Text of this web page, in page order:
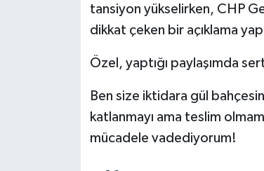
tansiyon yükselirken, CHP
dikkat çeken bir açıklama
Özel, yaptığı paylaşımda
Ben size iktidara gül
katlanmayı ama teslim
mücadele vadediyorum!